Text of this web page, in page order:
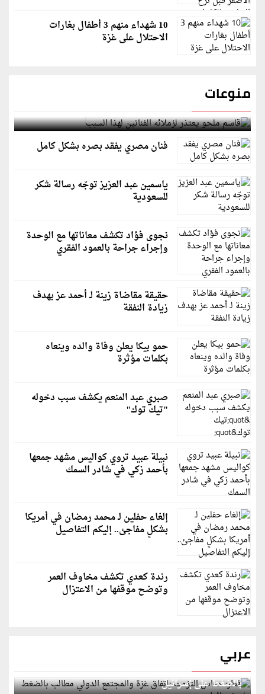
10 شهداء منهم 3 أطفال بغارات
الاحتلال على غزة
منوعات
قاسم ملحو يعتذر لزملائه الفنانين لهذا السبب
فنان مصري يفقد بصره بشكل كامل
ياسمين عبد العزيز توجّه رسالة شكر
للسعودية
نجوى فؤاد تكشف معاناتها مع الوحدة
وإجراء جراحة بالعمود الفقري
حقيقة مقاضاة زينة لـ أحمد عز بهدف
زيادة النفقة
حمو بيكا يعلن وفاة والده وينعاه
بكلمات مؤثرة
صبري عبد المنعم يكشف سبب دخوله
"تيك توك"
نبيلة عبيد تروي كواليس مشهد جمعها
بأحمد زكي في شادر السمك
إلغاء حفلين لـ محمد رمضان في أمريكا
بشكلٍ مفاجئ.. إليكم التفاصيل
رندة كعدي تكشف مخاوف العمر
وتوضح موقفها من الاعتزال
عربي
قطر: حماس التزمت باتفاق غزة والمجتمع الدولي مطالب
بالضغط على إسرائيل